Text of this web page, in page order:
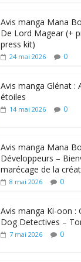
Avis manga Mana
De Lord Magear (+
press kit)
24 mai 2026 0
Avis manga Glénat :
étoiles
14 mai 2026 0
Avis manga Mana
Développeurs –
marécage de la
8 mai 2026 0
Avis manga Ki-oon :
Dog Detectives –
7 mai 2026 0